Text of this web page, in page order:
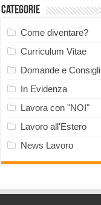
Categorie
Come diventare?
Curriculum Vitae
Domande e Consigli
In Evidenza
Lavora con "NOI"
Lavoro all'Estero
News Lavoro